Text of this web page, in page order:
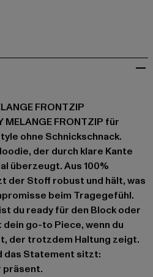
FRONTZIP
MELANGE FRONTZIP für
ohne Schnickschnack.
der durch klare Kante
überzeugt. Aus 100%
der Stoff robust und hält, was
beim Tragegefühl.
du ready für den Block oder
go-to Piece, wenn du
der trotzdem Haltung zeigt.
das Statement sitzt:
präsent.